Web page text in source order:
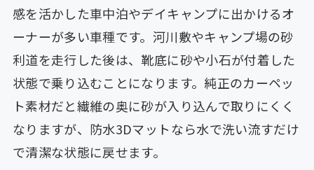
感を活かした車中泊やデイキャンプに出かけるオ
ーナーが多い車種です。河川敷やキャンプ場の砂
利道を走行した後は、靴底に砂や小石が付着した
状態で乗り込むことになります。純正のカーペッ
ト素材だと繊維の奥に砂が入り込んで取りにくく
なりますが、防水3Dマットなら水で洗い流すだけ
で清潔な状態に戻せます。